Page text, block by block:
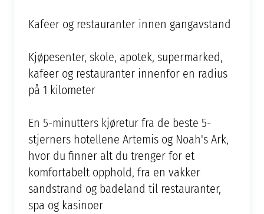
Kafeer og restauranter innen gangavstand
Kjøpesenter, skole, apotek, supermarked,
kafeer og restauranter innenfor en radius
på 1 kilometer
En 5-minutters kjøretur fra de beste 5-
stjerners hotellene Artemis og Noah's Ark,
hvor du finner alt du trenger for et
komfortabelt opphold, fra en vakker
sandstrand og badeland til restauranter,
spa og kasinoer